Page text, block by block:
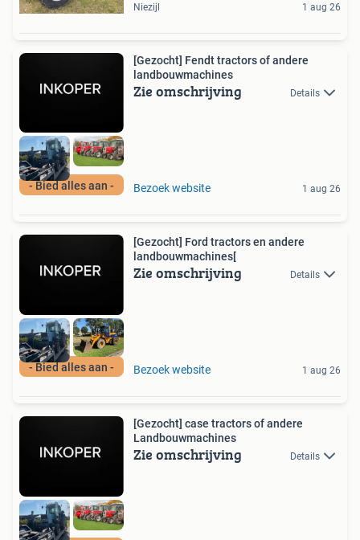
Niezijl 1 aug 26
- Bied alles aan -
[Gezocht] Fendt tractors of andere
landbouwmachines
Zie omschrijving Details
Bezoek website 1 aug 26
- Bied alles aan -
[Gezocht] Ford tractors en andere
landbouwmachines[
Zie omschrijving Details
Bezoek website 1 aug 26
[Gezocht] case tractors of andere
Landbouwmachines
Zie omschrijving Details